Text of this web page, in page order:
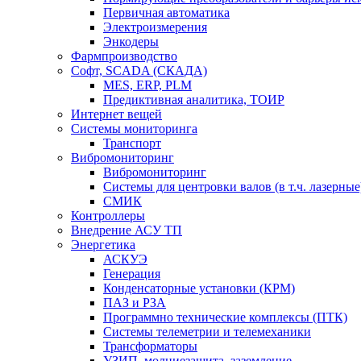
Первичная автоматика
Электроизмерения
Энкодеры
Фармпроизводство
Софт, SCADA (СКАДА)
MES, ERP, PLM
Предиктивная аналитика, ТОИР
Интернет вещей
Системы мониторинга
Транспорт
Вибромониторинг
Вибромониторинг
Системы для центровки валов (в т.ч.
СМИК
Контроллеры
Внедрение АСУ ТП
Энергетика
АСКУЭ
Генерация
Конденсаторные установки (КРМ)
ПАЗ и РЗА
Программно технические комплексы (ПТК)
Системы телеметрии и телемеханики
Трансформаторы